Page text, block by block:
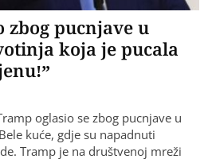
zbog pucnjave u
koja je pucala
oglasio se zbog pucnjave u
kuće, gdje su napadnuti
Tramp je na društvenoj mreži